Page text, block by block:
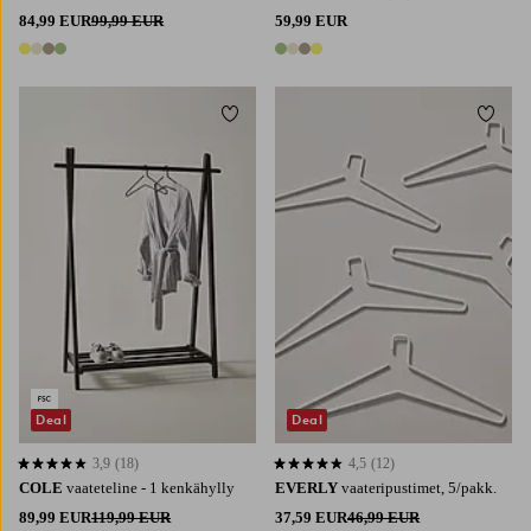
84,99 EUR99,99 EUR
4 värejä
59,99 EUR
4 värejä
COLE vaateteline - 1 kenkähylly
89,99 EUR119,99 EUR
3,9 perustuen 18 arvosanaan
3,9 (18)
Deal
Lisää suosikkeihin
EVERLY vaateripustimet, 5/pakk.
37,59 EUR46,99 EUR
4,5 perustuen 12 arvosanaan
4,5 (12)
Deal
Lisää